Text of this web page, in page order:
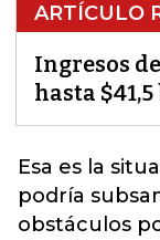
ARTÍCULO
Ingresos
hasta
Esa es la
podría
obstáculos